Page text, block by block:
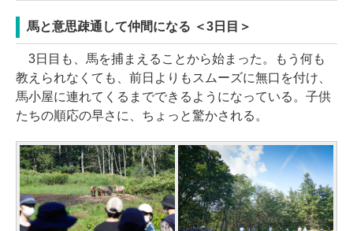
馬と意思疎通して仲間になる ＜3日目＞
3日目も、馬を捕まえることから始まった。もう何も
教えられなくても、前日よりもスムーズに無口を付け、
馬小屋に連れてくるまでできるようになっている。子供
たちの順応の早さに、ちょっと驚かされる。